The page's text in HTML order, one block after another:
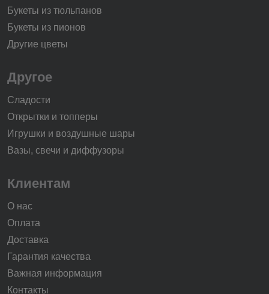
Букеты из тюльпанов
Букеты из пионов
Другие цветы
Другое
Сладости
Открытки и топперы
Игрушки и воздушные шары
Вазы, свечи и диффузоры
Клиентам
О нас
Оплата
Доставка
Гарантия качества
Важная информация
Контакты